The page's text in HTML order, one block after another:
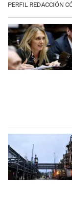
PERFIL REDACCIÓN